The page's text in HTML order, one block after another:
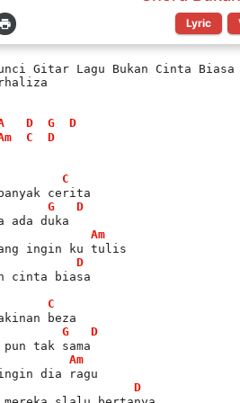
Lyric
Gitar Lagu Bukan Cinta Biasa
D G
D
C D
C
cerita
G
D
ada duka
Am
ingin ku tulis
D
cinta biasa
C
beza
G
D
pun tak sama
Am
dia ragu
D